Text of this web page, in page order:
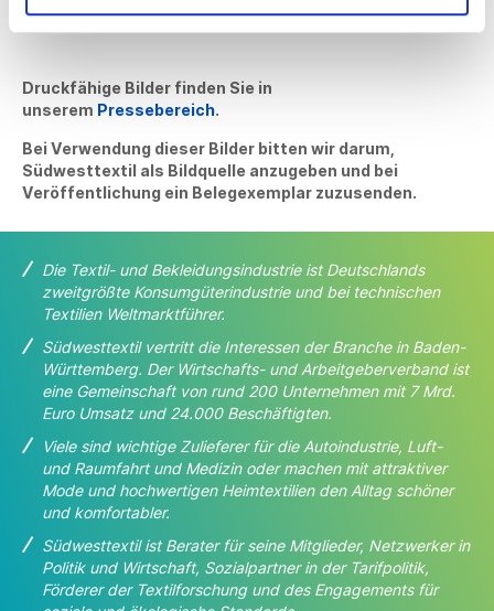
Druckfähige Bilder finden Sie in
unserem Pressebereich.
Bei Verwendung dieser Bilder bitten wir darum,
Südwesttextil als Bildquelle anzugeben und bei
Veröffentlichung ein Belegexemplar zuzusenden.
Die Textil- und Bekleidungsindustrie ist Deutschlands
zweitgrößte Konsumgüterindustrie und bei technischen
Textilien Weltmarktführer.
Südwesttextil vertritt die Interessen der Branche in Baden-
Württemberg. Der Wirtschafts- und Arbeitgeberverband ist
eine Gemeinschaft von rund 200 Unternehmen mit 7 Mrd.
Euro Umsatz und 24.000 Beschäftigten.
Viele sind wichtige Zulieferer für die Autoindustrie, Luft-
und Raumfahrt und Medizin oder machen mit attraktiver
Mode und hochwertigen Heimtextilien den Alltag schöner
und komfortabler.
Südwesttextil ist Berater für seine Mitglieder, Netzwerker in
Politik und Wirtschaft, Sozialpartner in der Tarifpolitik,
Förderer der Textilforschung und des Engagements für